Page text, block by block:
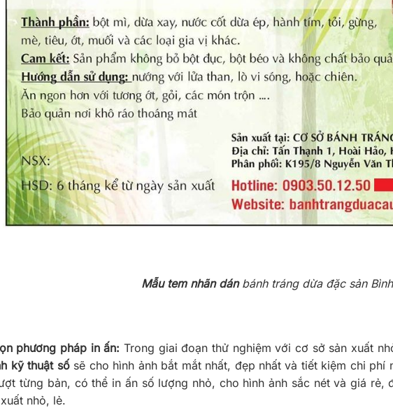
Mẫu tem nhãn dánbánh tráng dừa đặc sản
phương pháp in ấn: Trong giai đoạn thử nghiệm với cơ sở sản xuất
kỹ thuật số sẽ cho hình ảnh bắt mắt nhất, đẹp nhất và tiết kiệm chi
từng bản, có thể in ấn số lượng nhỏ, cho hình ảnh sắc nét và giá rẻ,
nhỏ, lẻ.